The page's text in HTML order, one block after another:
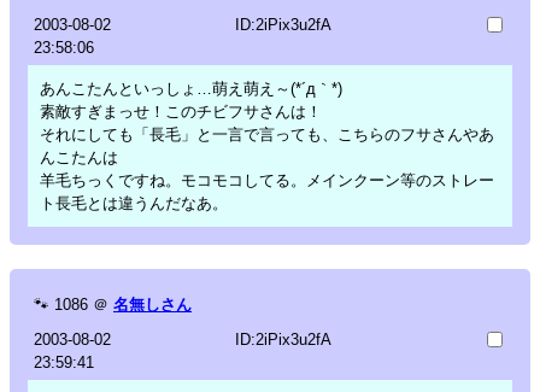
2003-08-02
23:58:06
ID:2iPix3u2fA
あんこたんといっしょ…萌え萌え～(*´д｀*)
素敵すぎまっせ！このチビフサさんは！
それにしても「長毛」と一言で言っても、こちらのフサさんやあ
んこたんは
羊毛ちっくですね。モコモコしてる。メインクーン等のストレー
ト長毛とは違うんだなあ。
🐾 1086 ＠ 名無しさん
2003-08-02
23:59:41
ID:2iPix3u2fA